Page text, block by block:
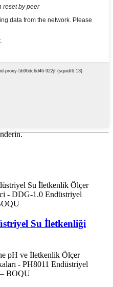
Su İletkenliği